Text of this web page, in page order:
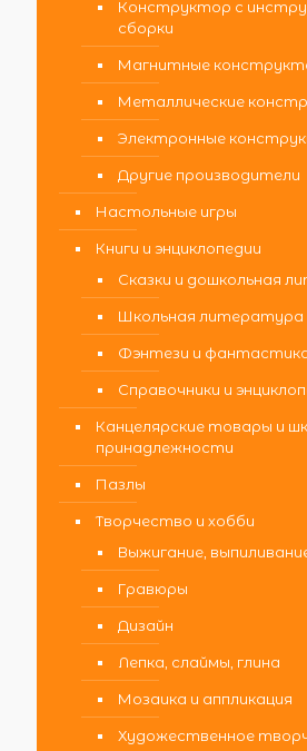
Конструктор с
сборки
Магнитные
Металлические
Электронные
Другие производители
Настольные игры
Книги и энциклопедии
Сказки и дошкольная
Школьная литература
Фэнтези и
Справочники и
Канцелярские товары и
принадлежности
Пазлы
Творчество и хобби
Выжигание,
Гравюры
Дизайн
Лепка, слаймы, глина
Мозаика и аппликация
Художественное